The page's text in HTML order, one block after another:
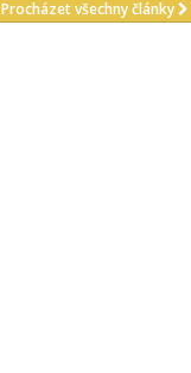
Procházet všechny články